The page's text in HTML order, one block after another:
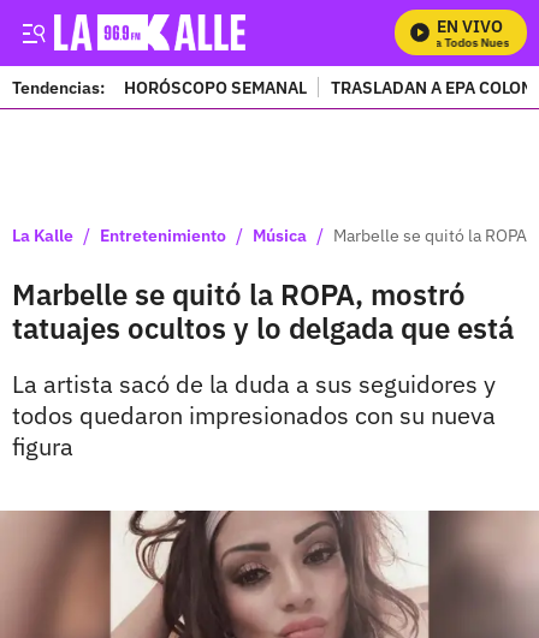
EN VIVO
Mira Todos Nuestros
Tendencias: HORÓSCOPO SEMANAL TRASLADAN A EPA
La Kalle / Entretenimiento / Música / Marbelle se quitó la
Marbelle se quitó la ROPA, mostró
tatuajes ocultos y lo delgada que está
La artista sacó de la duda a sus seguidores y
todos quedaron impresionados con su nueva
figura